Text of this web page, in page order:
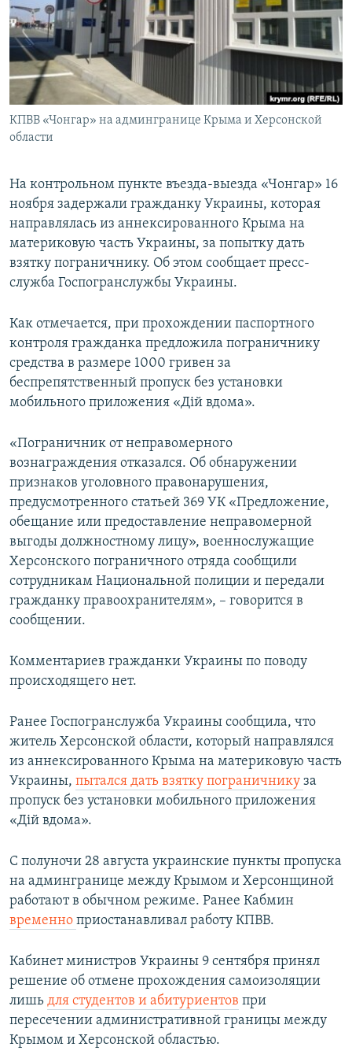
ПОБЕДИТЕЛЕЙ НЕ СУДЯТ?
КРЫМ.НЕПОКОРЕННЫЙ
ELIFBE
УКРАИНСКАЯ ПРОБЛЕМА КРЫМА
ПРИСОЕДИНЯЙТЕСЬ!
Все сайты RFE/RL
КПВВ «Чонгар» на админгранице Крыма и Херсонской
области
На контрольном пункте въезда-выезда «Чонгар» 16
ноября задержали гражданку Украины, которая
направлялась из аннексированного Крыма на
материковую часть Украины, за попытку дать
взятку пограничнику. Об этом сообщает пресс-
служба Госпогранслужбы Украины.
Как отмечается, при прохождении паспортного
контроля гражданка предложила пограничнику
средства в размере 1000 гривен за
беспрепятственный пропуск без установки
мобильного приложения «Дій вдома».
«Пограничник от неправомерного
вознаграждения отказался. Об обнаружении
признаков уголовного правонарушения,
предусмотренного статьей 369 УК «Предложение,
обещание или предоставление неправомерной
выгоды должностному лицу», военнослужащие
Херсонского пограничного отряда сообщили
сотрудникам Национальной полиции и передали
гражданку правоохранителям», – говорится в
сообщении.
Комментариев гражданки Украины по поводу
происходящего нет.
Ранее Госпогранслужба Украины сообщила, что
житель Херсонской области, который направлялся
из аннексированного Крыма на материковую часть
Украины, пытался дать взятку пограничнику за
пропуск без установки мобильного приложения
«Дій вдома».
С полуночи 28 августа украинские пункты пропуска
на админгранице между Крымом и Херсонщиной
работают в обычном режиме. Ранее Кабмин
временно приостанавливал работу КПВВ.
Кабинет министров Украины 9 сентября принял
решение об отмене прохождения самоизоляции
лишь для студентов и абитуриентов при
пересечении административной границы между
Крымом и Херсонской областью.